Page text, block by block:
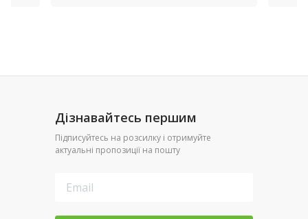
Дізнавайтесь першим
Підписуйтесь на розсилку і отримуйте
актуальні пропозиції на пошту